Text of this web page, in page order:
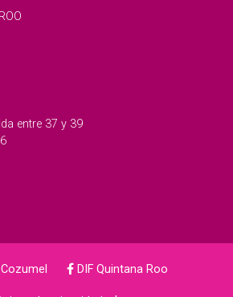
entre 37 y 39
DIF Quintana Roo